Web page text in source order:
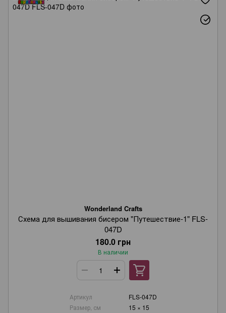
Wonderland Crafts
Схема для вышивания бисером "Путешествие-1" FLS-
047D
180.0 грн
В наличии
Артикул
FLS-047D
Размер, см
15 × 15